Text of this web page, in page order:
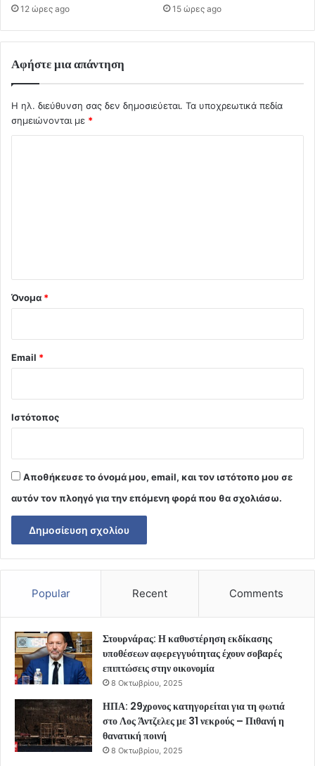
12 ώρες ago 15 ώρες ago
Αφήστε μια απάντηση
Η ηλ. διεύθυνση σας δεν δημοσιεύεται. Τα υποχρεωτικά πεδία
σημειώνονται με *
Όνομα *
Email *
Ιστότοπος
Αποθήκευσε το όνομά μου, email, και τον ιστότοπο μου σε
αυτόν τον πλοηγό για την επόμενη φορά που θα σχολιάσω.
Popular Recent Comments
Στουρνάρας: Η καθυστέρηση εκδίκασης
υποθέσεων αφερεγγυότητας έχουν σοβαρές
επιπτώσεις στην οικονομία
8 Οκτωβρίου, 2025
ΗΠΑ: 29χρονος κατηγορείται για τη φωτιά
στο Λος Άντζελες με 31 νεκρούς – Πιθανή η
θανατική ποινή
8 Οκτωβρίου, 2025